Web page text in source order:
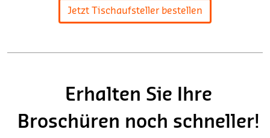
Jetzt Tischaufsteller bestellen
Erhalten Sie Ihre
Broschüren noch schneller!